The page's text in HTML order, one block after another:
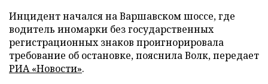
Инцидент начался на Варшавском шоссе, где
водитель иномарки без государственных
регистрационных знаков проигнорировала
требование об остановке, пояснила Волк, передает
РИА «Новости».